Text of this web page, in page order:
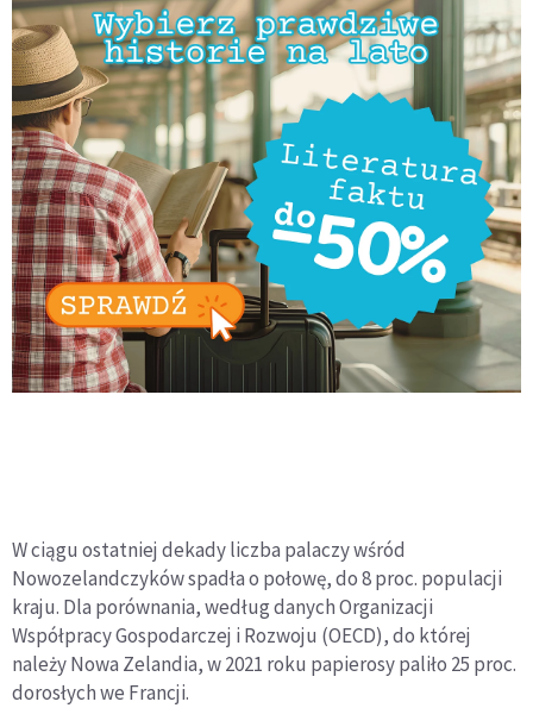
W ciągu ostatniej dekady liczba palaczy wśród
Nowozelandczyków spadła o połowę, do 8 proc. populacji
kraju. Dla porównania, według danych Organizacji
Współpracy Gospodarczej i Rozwoju (OECD), do której
należy Nowa Zelandia, w 2021 roku papierosy paliło 25 proc.
dorosłych we Francji.